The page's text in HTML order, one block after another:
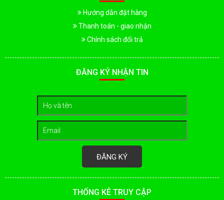
Hướng dẫn đặt hàng
Thanh toán - giao nhận
Chính sách đổi trả
ĐĂNG KÝ NHẬN TIN
ĐĂNG KÝ
THỐNG KÊ TRUY CẬP